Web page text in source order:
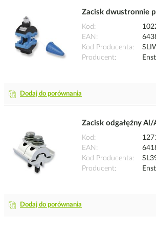
Zacisk dwustronnie
Kod
EAN
Kod Producenta
Producent
Dodaj do porównania
Zacisk odgałęźny
Kod
EAN
Kod Producenta
Producent
Dodaj do porównania